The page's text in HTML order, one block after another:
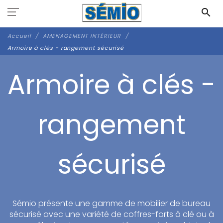
search
Accueil
AMENAGEMENT INTÉRIEUR
Armoire à clés - rangement sécurisé
Armoire à clés -
rangement
sécurisé
Sémio présente une gamme de mobilier de bureau
sécurisé avec une variété de coffres-forts à clé ou à
Panneau de gestion des cookies